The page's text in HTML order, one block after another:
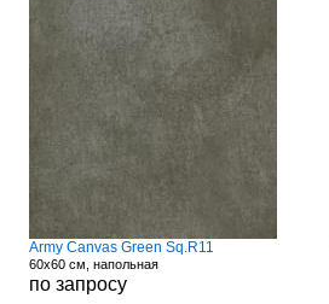
Army Canvas Green Sq.R11
60x60 см, напольная
по запросу